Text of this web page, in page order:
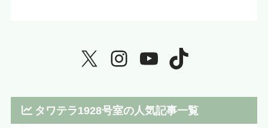
タワテラ1928号室の人気記事一覧